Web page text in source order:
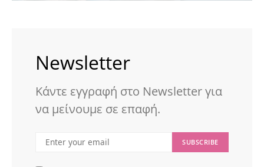
Newsletter
Κάντε εγγραφή στο Newsletter για
να μείνουμε σε επαφή.
SUBSCRIBE